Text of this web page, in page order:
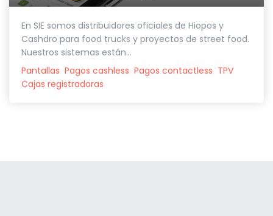
En SIE somos distribuidores oficiales de Hiopos y
Cashdro para food trucks y proyectos de street food.
Nuestros sistemas están...
Pantallas Pagos cashless Pagos contactless TPV
Cajas registradoras